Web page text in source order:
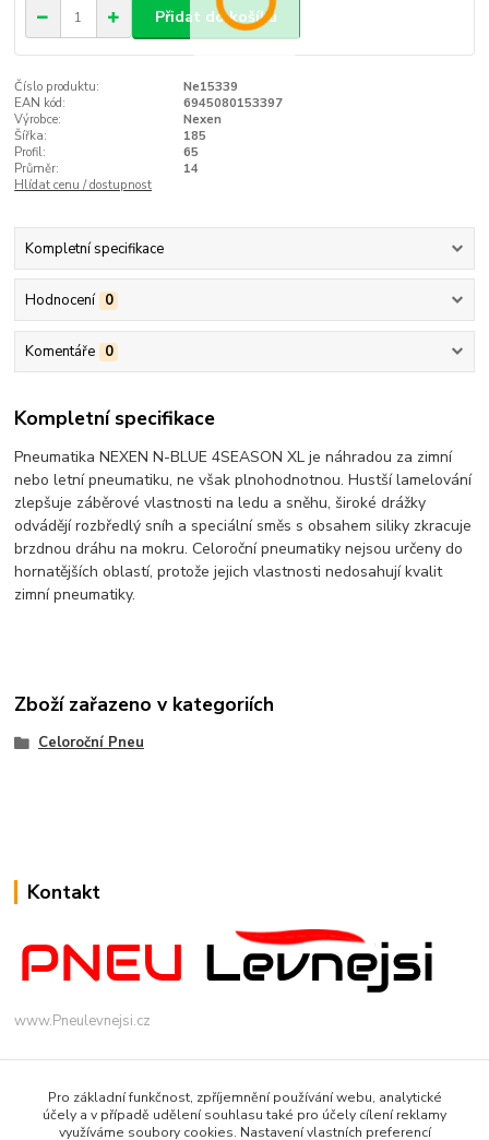
Přidat do košíku
Číslo produktu:
Ne15339
EAN kód:
6945080153397
Výrobce:
Nexen
Šířka:
185
Profil:
65
Průměr:
14
Hlídat cenu / dostupnost
Kompletní specifikace
Hodnocení 0
Komentáře 0
Kompletní specifikace
Pneumatika NEXEN N-BLUE 4SEASON XL je náhradou za zimní
nebo letní pneumatiku, ne však plnohodnotnou. Hustší lamelování
zlepšuje záběrové vlastnosti na ledu a sněhu, široké drážky
odvádějí rozbředlý sníh a speciální směs s obsahem siliky zkracuje
brzdnou dráhu na mokru. Celoroční pneumatiky nejsou určeny do
hornatějších oblastí, protože jejich vlastnosti nedosahují kvalit
zimní pneumatiky.
Zboží zařazeno v kategoriích
Celoroční Pneu
Kontakt
www.Pneulevnejsi.cz
Pro základní funkčnost, zpříjemnění používání webu, analytické
účely a v případě udělení souhlasu také pro účely cílení reklamy
využíváme soubory cookies. Nastavení vlastních preferencí